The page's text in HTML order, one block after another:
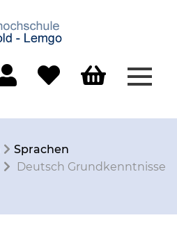
Sprachen
Deutsch Grundkenntnisse